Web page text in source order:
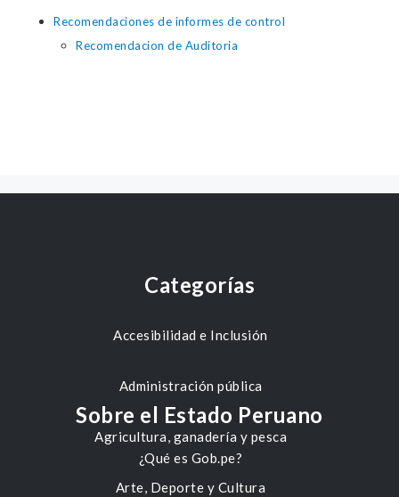
Recomendaciones de informes de control
Recomendacion de Auditoria
Categorías
Accesibilidad e Inclusión
Administración pública
Agricultura, ganadería y pesca
Arte, Deporte y Cultura
Sobre el Estado Peruano
¿Qué es Gob.pe?